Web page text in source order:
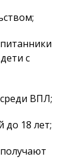
с
ВПЛ;
18 лет;